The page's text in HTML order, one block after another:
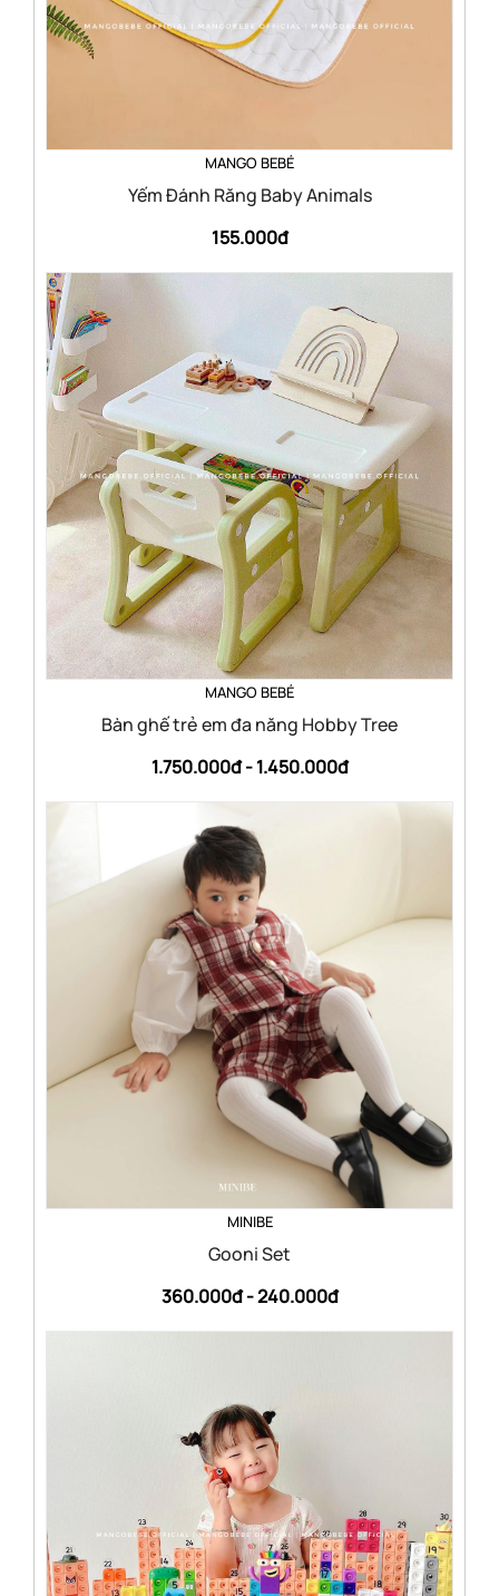
MANGO BEBÉ
Yếm Đánh Răng Baby Animals
155.000đ
MANGO BEBÉ
Bàn ghế trẻ em đa năng Hobby Tree
1.750.000đ -1.450.000đ
MINIBE
Gooni Set
360.000đ -240.000đ